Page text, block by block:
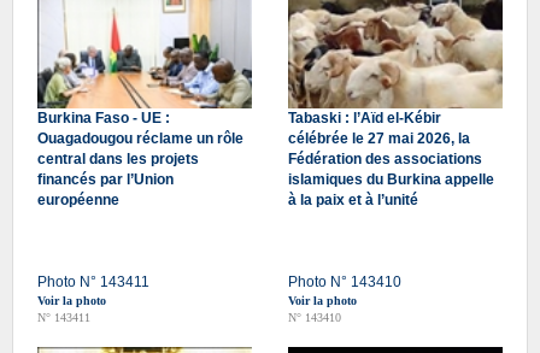
Burkina Faso - UE :
Ouagadougou réclame un rôle
central dans les projets
financés par l’Union
européenne
Photo N° 143411
Voir la photo
N° 143411
Tabaski : l’Aïd el-Kébir
célébrée le 27 mai 2026, la
Fédération des associations
islamiques du Burkina appelle
à la paix et à l’unité
Photo N° 143410
Voir la photo
N° 143410